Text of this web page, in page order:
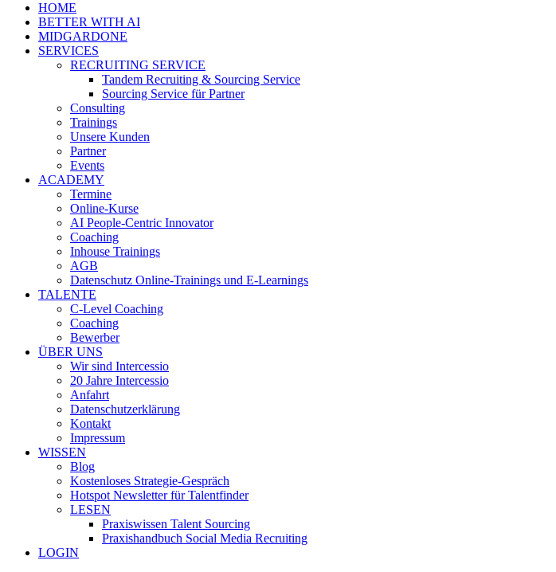
HOME
BETTER WITH AI
MIDGARDONE
SERVICES
RECRUITING SERVICE
Tandem Recruiting & Sourcing Service
Sourcing Service für Partner
Consulting
Trainings
Unsere Kunden
Partner
Events
ACADEMY
Termine
Online-Kurse
AI People-Centric Innovator
Coaching
Inhouse Trainings
AGB
Datenschutz Online-Trainings und E-Learnings
TALENTE
C-Level Coaching
Coaching
Bewerber
ÜBER UNS
Wir sind Intercessio
20 Jahre Intercessio
Anfahrt
Datenschutzerklärung
Kontakt
Impressum
WISSEN
Blog
Kostenloses Strategie-Gespräch
Hotspot Newsletter für Talentfinder
LESEN
Praxiswissen Talent Sourcing
Praxishandbuch Social Media Recruiting
LOGIN